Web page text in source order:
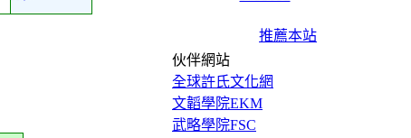
推薦本站
伙伴網站
全球許氏文化網
文韜學院EKM
武略學院FSC